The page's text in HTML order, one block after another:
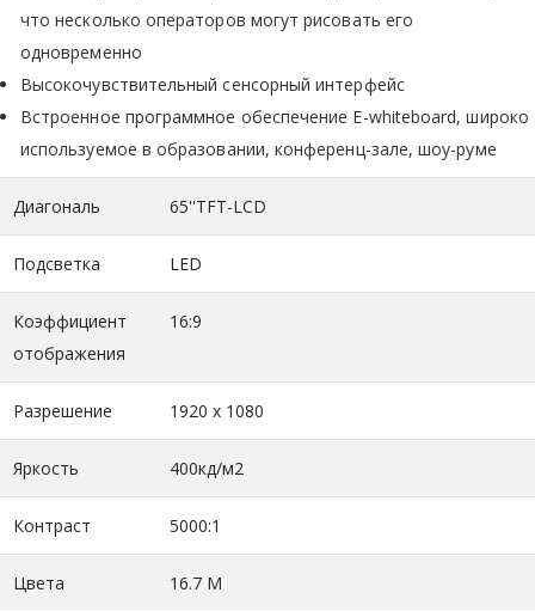
что несколько операторов могут рисовать его
одновременно
Высокочувствительный сенсорный интерфейс
Встроенное программное обеспечение E-whiteboard, широко
используемое в образовании, конференц-зале, шоу-руме
Диагональ 65''TFT-LCD
Подсветка LED
Коэффициент
отображения
16:9
Разрешение 1920 x 1080
Яркость 400кд/м2
Контраст 5000:1
Цвета 16.7 М